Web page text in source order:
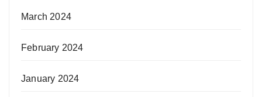
March 2024
February 2024
January 2024